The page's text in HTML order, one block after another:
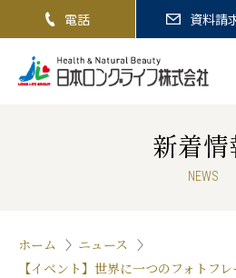
電話 資料請
新着情
NEWS
ホーム
ニュース
【イベント】世界に一つのフォトフレ